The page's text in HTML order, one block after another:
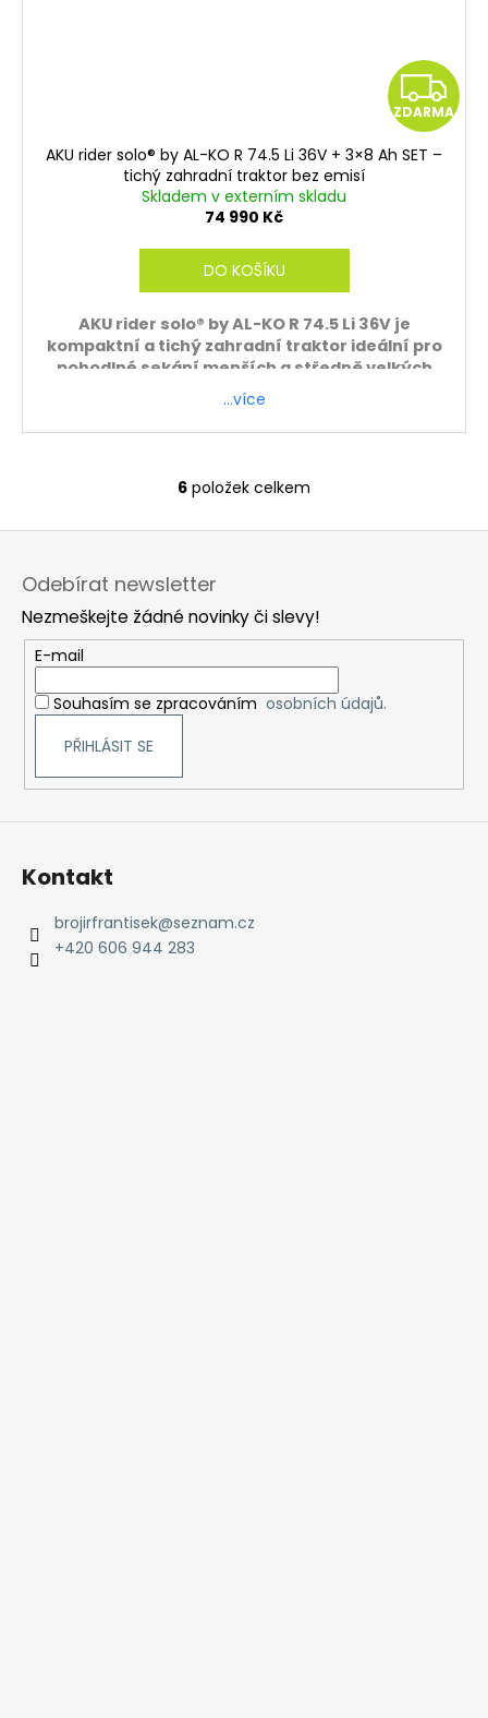
Z
D
ZDARMA
AKU rider solo® by AL-KO R 74.5 Li 36V + 3×8 Ah SET –
tichý zahradní traktor bez emisí
Skladem v externím skladu
74 990 Kč
DO KOŠÍKU
AKU rider solo® by AL-KO R 74.5 Li 36V je
kompaktní a tichý zahradní traktor ideální pro
pohodlné sekání menších a středně velkých
ploch. Díky třem výkonným bateriím (3×8 Ah)
zvládne práci bez emisí, hluku a složité údržby.
Ridery zavážíme vlastní dopravou, pouze po
předchozí domluvě ( do 100 km od Všestar)
…více
O
v
a
c
í
p
r
y
u
6 položek celkem
Z
Odebírat newsletter
Nezmeškejte žádné novinky či slevy!
E-mail
Souhasím se zpracováním osobních údajů.
PŘIHLÁSIT SE
Kontakt
brojirfrantisek@seznam.cz
+420 606 944 283